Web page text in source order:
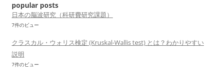
ョ
ン
popular posts
日本の脳波研究（科研費研究課題）
7件のビュー
クラスカル・ウォリス検定 (Kruskal-Wallis test) とは？わかりやすい
説明
7件のビュー